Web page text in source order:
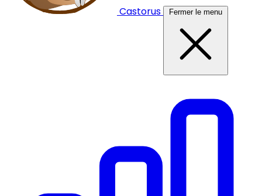
Castorus Fermer le menu